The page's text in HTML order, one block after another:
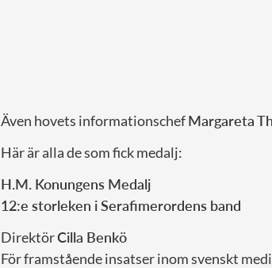
Även hovets informationschefMargareta
Här är alla de som fick medalj:
H.M. Konungens Medalj
12:e storleken i Serafimerordens band
DirektörCilla Benkö
För framstående insatser inom svenskt